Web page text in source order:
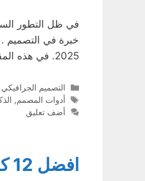
في ظل التطور
2025. في هذه المقالة، سنرشدك إلى كيفية تحويل …
التصنيفات
التصميم الجرافيكي
الوسوم
أدوات المصمم,
أضف تعليق
افضل 12 كورسات لتعلم ادوبي انديزاين – Adobe InDesign